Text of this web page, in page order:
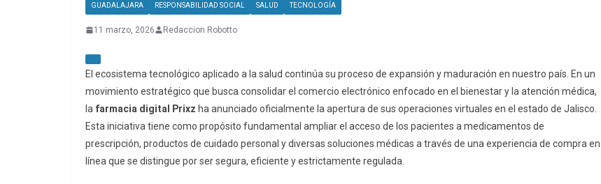
GUADALAJARA RESPONSABILIDAD SOCIAL SALUD TECNOLOGÍA
11 marzo, 2026 Redaccion Robotto
El ecosistema tecnológico aplicado a la salud continúa su proceso de expansión y maduración en nuestro país. En un
movimiento estratégico que busca consolidar el comercio electrónico enfocado en el bienestar y la atención médica,
la farmacia digital Prixz ha anunciado oficialmente la apertura de sus operaciones virtuales en el estado de Jalisco.
Esta iniciativa tiene como propósito fundamental ampliar el acceso de los pacientes a medicamentos de
prescripción, productos de cuidado personal y diversas soluciones médicas a través de una experiencia de compra en
línea que se distingue por ser segura, eficiente y estrictamente regulada.